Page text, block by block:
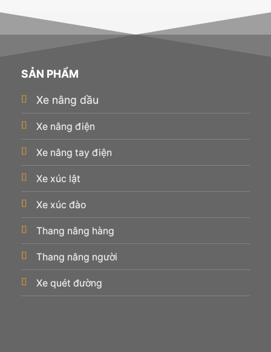
SẢN PHẨM
Xe nâng dầu
Xe nâng điện
Xe nâng tay điện
Xe xúc lật
Xe xúc đào
Thang nâng hàng
Thang nâng người
Xe quét đường